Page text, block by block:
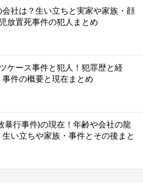
社は？生い立ちと実家や家族・顔
放置死事件の犯人まとめ
ケース事件と犯人！犯罪歴と経
件の概要と現在まとめ
暴行事件)の現在！年齢や会社の龍
い立ちや家族・事件とその後まと